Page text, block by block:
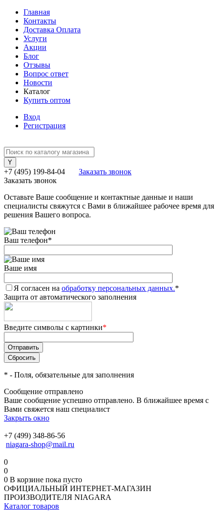
Главная
Контакты
Доставка Оплата
Услуги
Акции
Блог
Отзывы
Вопрос ответ
Новости
Каталог
Купить оптом
Вход
Регистрация
+7 (495) 199-84-04
Заказать звонок
Заказать звонок
Оставьте Ваше сообщение и контактные данные и наши
специалисты свяжутся с Вами в ближайшее рабочее время для
решения Вашего вопроса.
Ваш телефон*
Ваше имя
Я согласен на обработку персональных данных.*
Защита от автоматического заполнения
Введите символы с картинки*
* - Поля, обязательные для заполнения
Сообщение отправлено
Ваше сообщение успешно отправлено. В ближайшее время с
Вами свяжется наш специалист
Закрыть окно
+7 (499) 348-86-56
niagara-shop@mail.ru
0
0
0 В корзине пока пусто
ОФИЦИАЛЬНЫЙ ИНТЕРНЕТ-МАГАЗИН
ПРОИЗВОДИТЕЛЯ NIAGARA
Каталог товаров